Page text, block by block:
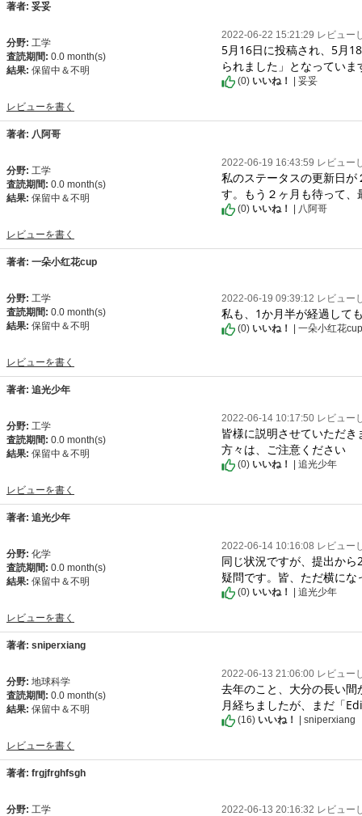
著者: 妥妥
分野: 工学
査読期間: 0.0 month(s)
結果: 保留中＆不明
レビューを書く
2022-06-22 15:21:29 レビュー
5月16日に投稿され、5月
られました」となってい
(0) いいね！ | 妥妥
著者: 八阿哥
分野: 工学
査読期間: 0.0 month(s)
結果: 保留中＆不明
レビューを書く
2022-06-19 16:43:59 レビュー
私のステータスの更新日
す。もう２ヶ月も待って
(0) いいね！ | 八阿哥
著者: 一朵小红花cup
分野: 工学
査読期間: 0.0 month(s)
結果: 保留中＆不明
レビューを書く
2022-06-19 09:39:12 レビュー
私も、1か月半が経過して
(0) いいね！ | 一朵小红花
著者: 追光少年
分野: 工学
査読期間: 0.0 month(s)
結果: 保留中＆不明
レビューを書く
2022-06-14 10:17:50 レビュー
皆様に説明させていただ
方々は、ご注意ください
(0) いいね！ | 追光少年
著者: 追光少年
分野: 化学
査読期間: 0.0 month(s)
結果: 保留中＆不明
レビューを書く
2022-06-14 10:16:08 レビュー
同じ状況ですが、提出か
疑問です。皆、ただ横に
(0) いいね！ | 追光少年
著者: sniperxiang
分野: 地球科学
査読期間: 0.0 month(s)
結果: 保留中＆不明
レビューを書く
2022-06-13 21:06:00 レビュー
去年のこと、大分の長い
月経ちましたが、まだ「
(16) いいね！ | sniperxiang
著者: frgjfrghfsgh
分野: 工学 2022-06-13 20:16:32 レビュー